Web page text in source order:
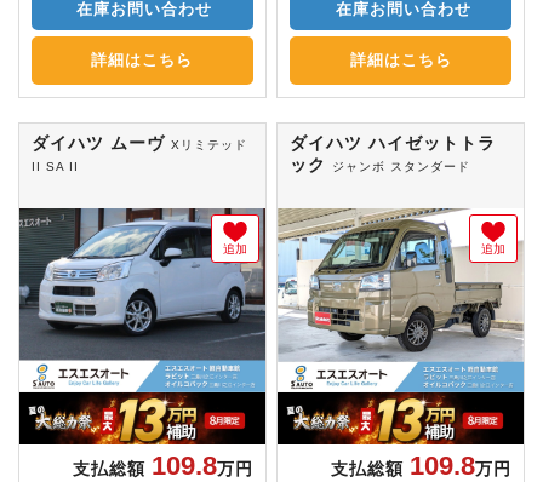
在庫お問い合わせ
詳細はこちら
在庫お問い合わせ
詳細はこちら
ダイハツ ムーヴ Xリミテッド
II SA II
追加
支払総額 109.8万円
ダイハツ ハイゼットトラ
ック
ジャンボ スタンダード
追加
支払総額 109.8万円